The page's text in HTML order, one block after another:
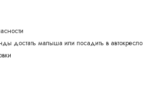
достать малыша или посадить в автокресло